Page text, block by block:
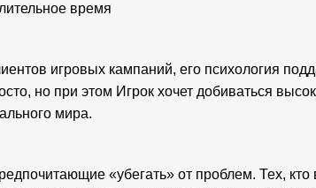
время
игровых кампаний, его психология
но при этом Игрок хочет добиваться
мира.
«убегать» от проблем. Тех, кто